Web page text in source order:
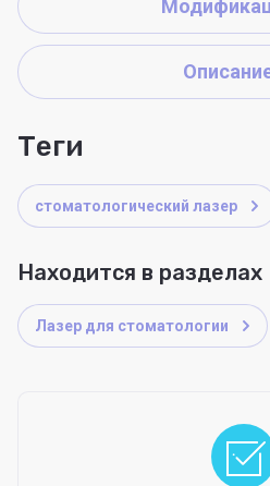
теги
стоматологический лазер
Находится в разделах
Лазер для стоматологии